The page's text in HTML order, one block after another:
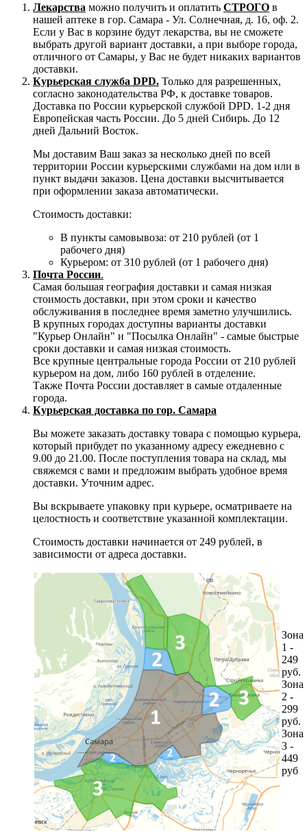
Лекарства можно получить и оплатить СТРОГО в
нашей аптеке в гор. Самара - Ул. Солнечная, д. 16, оф. 2.
Если у Вас в корзине будут лекарства, вы не сможете
выбрать другой вариант доставки, а при выборе города,
отличного от Самары, у Вас не будет никаких вариантов
доставки.
Курьерская служба DPD. Только для разрешенных,
согласно законодательства РФ, к доставке товаров.
Доставка по России курьерской службой DPD. 1-2 дня
Европейская часть России. До 5 дней Сибирь. До 12
дней Дальний Восток.
Мы доставим Ваш заказ за несколько дней по всей
территории России курьерскими службами на дом или в
пункт выдачи заказов. Цена доставки высчитывается
при оформлении заказа автоматически.
Стоимость доставки:
В пункты самовывоза: от 210 рублей (от 1
рабочего дня)
Курьером: от 310 рублей (от 1 рабочего дня)
Почта России.
Самая большая география доставки и самая низкая
стоимость доставки, при этом сроки и качество
обслуживания в последнее время заметно улучшились.
В крупных городах доступны варианты доставки
"Курьер Онлайн" и "Посылка Онлайн" - самые быстрые
сроки доставки и самая низкая стоимость.
Все крупные центральные города России от 210 рублей
курьером на дом, либо 160 рублей в отделение.
Также Почта России доставляет в самые отдаленные
города.
Курьерская доставка по гор. Самара
Вы можете заказать доставку товара с помощью курьера,
который прибудет по указанному адресу ежедневно с
9.00 до 21.00. После поступления товара на склад, мы
свяжемся с вами и предложим выбрать удобное время
доставки. Уточним адрес.
Вы вскрываете упаковку при курьере, осматриваете на
целостность и соответствие указанной комплектации.
Стоимость доставки начинается от 249 рублей, в
зависимости от адреса доставки.
Зона
1 -
249
руб.
Зона
2 -
299
руб.
Зона
3 -
449
руб